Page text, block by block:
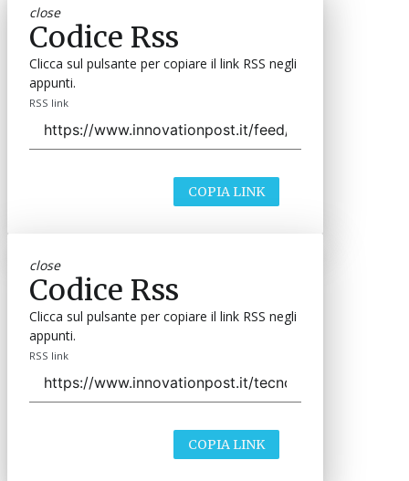
close
Codice Rss
Clicca sul pulsante per copiare il link RSS negli
appunti.
RSS link
COPIA LINK
close
Codice Rss
Clicca sul pulsante per copiare il link RSS negli
appunti.
RSS link
COPIA LINK